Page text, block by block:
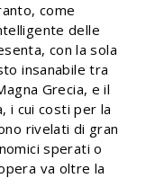
come
delle
con la sola
insanabile tra
Grecia, e il
i cui costi per la
rivelati di gran
sperati o
va oltre la